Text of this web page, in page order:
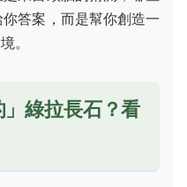
答案，而是幫你創造一
。
綠拉長石？看